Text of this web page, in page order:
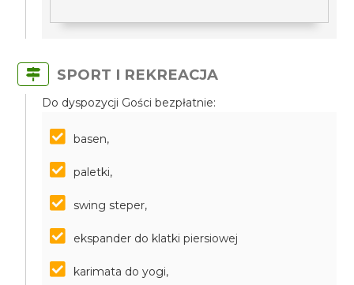
SPORT I REKREACJA
Do dyspozycji Gości bezpłatnie:
basen,
paletki,
swing steper,
ekspander do klatki piersiowej
karimata do yogi,